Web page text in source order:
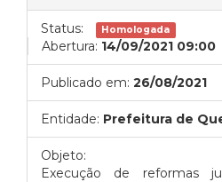
Status: Homologada
Abertura: 14/09/2021 09:00
Publicado em: 26/08/2021
Entidade: Prefeitura de
Objeto:
Execução de reformas